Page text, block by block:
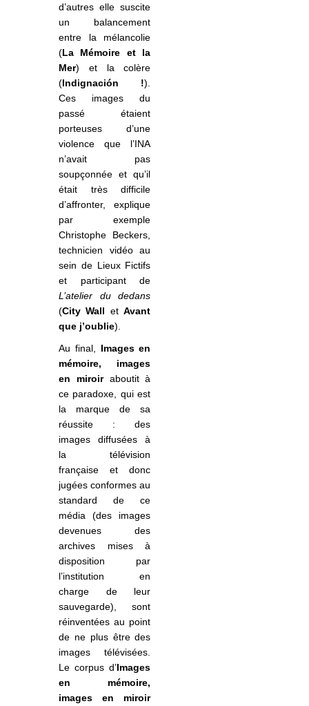
d’autres elle suscite
un balancement
entre la mélancolie
(La Mémoire et la
Mer) et la colère
(Indignación !).
Ces images du
passé étaient
porteuses d’une
violence que l’INA
n’avait pas
soupçonnée et qu’il
était très difficile
d’affronter, explique
par exemple
Christophe Beckers,
technicien vidéo au
sein de Lieux Fictifs
et participant de
L’atelier du dedans
(City Wall etAvant
que j’oublie).
Au final, Images en
mémoire, images
en miroir aboutit à
ce paradoxe, qui est
la marque de sa
réussite : des
images diffusées à
la télévision
française et donc
jugées conformes au
standard de ce
média (des images
devenues des
archives mises à
disposition par
l’institution en
charge de leur
sauvegarde), sont
réinventées au point
de ne plus être des
images télévisées.
Le corpus d’Images
en mémoire,
images en miroir